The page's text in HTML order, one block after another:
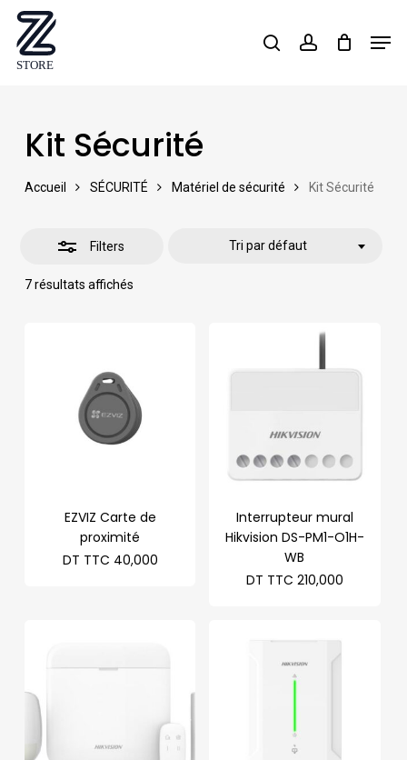
Skip
main
searchaccount
Kit Sécurité
Accueil SÉCURITÉ Matériel de sécurité Kit Sécurité
Filters
7 résultats affichés
Tri par défaut
Close
EZVIZ Carte de
proximité
DT TTC 40,000
Interrupteur mural
Hikvision DS-PM1-O1H-
WB
DT TTC 210,000